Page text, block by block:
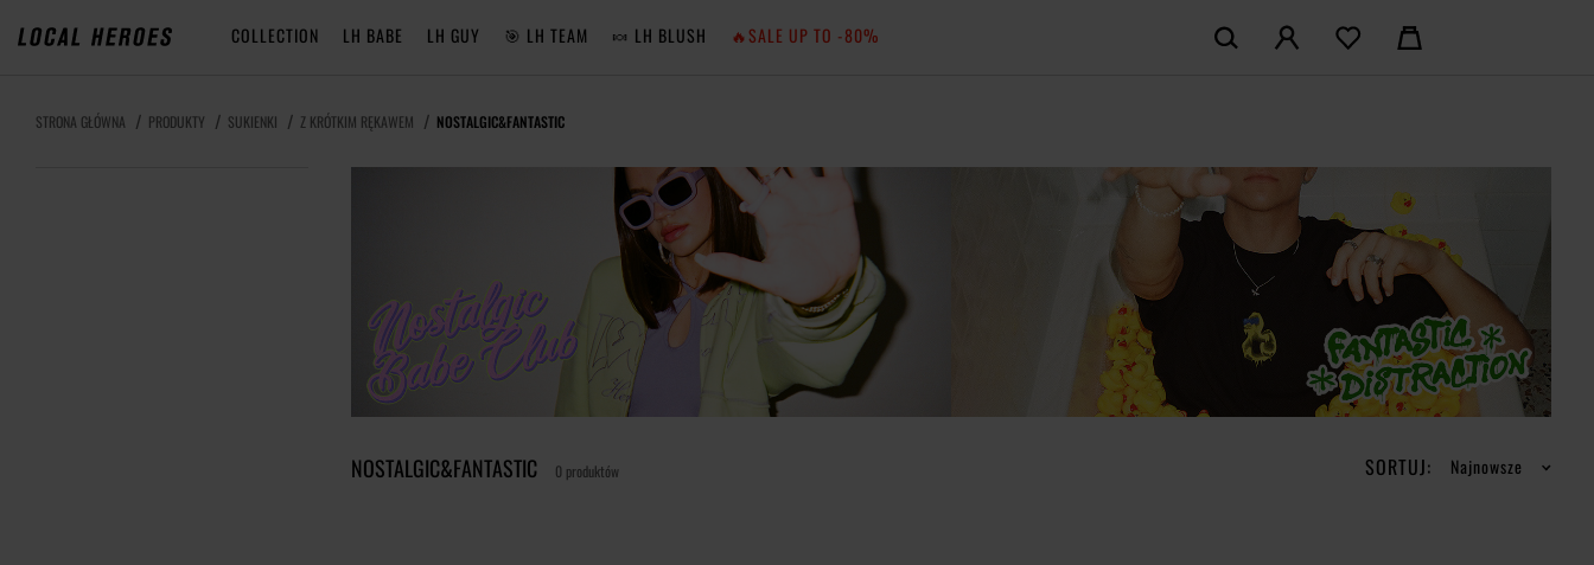
COLLECTION LH BABE LH GUY 🎯 LH TEAM 🍬 LH BLUSH 🔥SALE UP TO -80%
ZALOGUJ SIĘ
NIE MAM KONTA
ZAŁÓŻ KONTO
STRONA GŁÓWNA PRODUKTY SUKIENKI Z KRÓTKIM RĘKAWEM NOSTALGIC&FANTASTIC
NOSTALGIC&FANTASTIC 0 produktów SORTUJ: Najnowsze